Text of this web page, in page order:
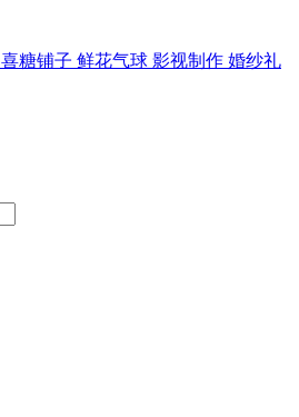
喜糖铺子 鲜花气球 影视制作 婚纱礼